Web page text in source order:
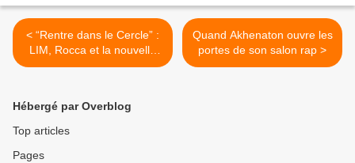
< “Rentre dans le Cercle” :
LIM, Rocca et la nouvelle
génération rallument l’esprit
Quand Akhenaton ouvre les
portes de son salon rap >
Hébergé par Overblog
Top articles
Pages